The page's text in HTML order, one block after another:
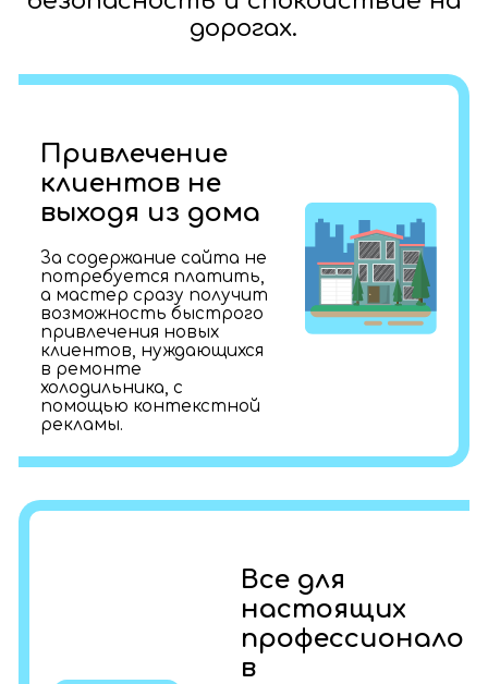
дорогах.
Привлечение
клиентов не
выходя из дома
За содержание сайта не
потребуется платить,
а мастер сразу получит
возможность быстрого
привлечения новых
клиентов, нуждающихся
в ремонте
холодильника, с
помощью контекстной
рекламы.
Все для
настоящих
профессионало
в